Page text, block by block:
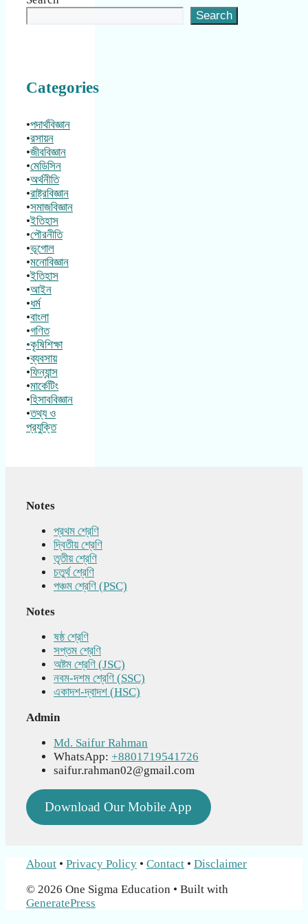
Search
Categories
•পদার্থবিজ্ঞান
•রসায়ন
•জীববিজ্ঞান
•মেডিসিন
•অর্থনীতি
•রাষ্ট্রবিজ্ঞান
•সমাজবিজ্ঞান
•ইতিহাস
•পৌরনীতি
•ভূগোল
•মনোবিজ্ঞান
•ইতিহাস
•আইন
•ধর্ম
•বাংলা
•গণিত
•কৃষিশিক্ষা
•ব্যবসায়
•ফিন্যান্স
•মার্কেটিং
•হিসাববিজ্ঞান
•তথ্য ও
প্রযুক্তি
Notes
প্রথম শ্রেণি
দ্বিতীয় শ্রেণি
তৃতীয় শ্রেণি
চতুর্থ শ্রেণি
পঞ্চম শ্রেণি (PSC)
Notes
ষষ্ঠ শ্রেণি
সপ্তম শ্রেণি
অষ্টম শ্রেণি (JSC)
নবম-দশম শ্রেণি (SSC)
একাদশ-দ্বাদশ (HSC)
Admin
Md. Saifur Rahman
WhatsApp: +8801719541726
saifur.rahman02@gmail.com
Download Our Mobile App
About • Privacy Policy • Contact • Disclaimer
© 2026 One Sigma Education • Built with
GeneratePress